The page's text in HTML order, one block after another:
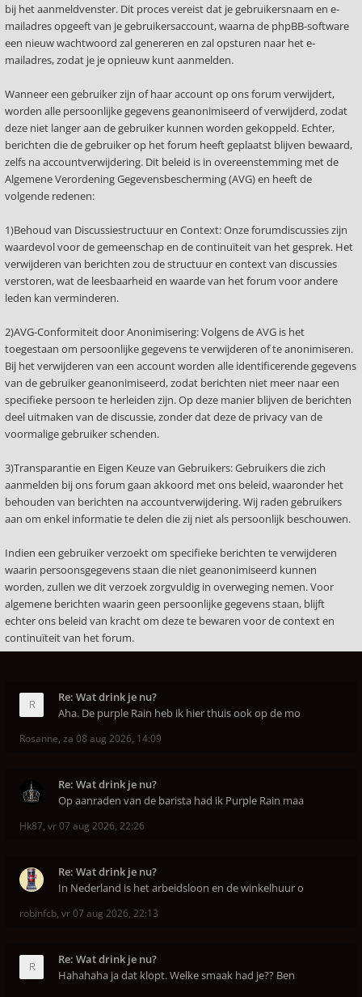
bij het aanmeldvenster. Dit proces vereist dat je gebruikersnaam en e-
mailadres opgeeft van je gebruikersaccount, waarna de phpBB-software
een nieuw wachtwoord zal genereren en zal opsturen naar het e-
mailadres, zodat je je opnieuw kunt aanmelden.
Wanneer een gebruiker zijn of haar account op ons forum verwijdert,
worden alle persoonlijke gegevens geanonimiseerd of verwijderd, zodat
deze niet langer aan de gebruiker kunnen worden gekoppeld. Echter,
berichten die de gebruiker op het forum heeft geplaatst blijven bewaard,
zelfs na accountverwijdering. Dit beleid is in overeenstemming met de
Algemene Verordening Gegevensbescherming (AVG) en heeft de
volgende redenen:
1)Behoud van Discussiestructuur en Context: Onze forumdiscussies zijn
waardevol voor de gemeenschap en de continuïteit van het gesprek. Het
verwijderen van berichten zou de structuur en context van discussies
verstoren, wat de leesbaarheid en waarde van het forum voor andere
leden kan verminderen.
2)AVG-Conformiteit door Anonimisering: Volgens de AVG is het
toegestaan om persoonlijke gegevens te verwijderen of te anonimiseren.
Bij het verwijderen van een account worden alle identificerende gegevens
van de gebruiker geanonimiseerd, zodat berichten niet meer naar een
specifieke persoon te herleiden zijn. Op deze manier blijven de berichten
deel uitmaken van de discussie, zonder dat deze de privacy van de
voormalige gebruiker schenden.
3)Transparantie en Eigen Keuze van Gebruikers: Gebruikers die zich
aanmelden bij ons forum gaan akkoord met ons beleid, waaronder het
behouden van berichten na accountverwijdering. Wij raden gebruikers
aan om enkel informatie te delen die zij niet als persoonlijk beschouwen.
Indien een gebruiker verzoekt om specifieke berichten te verwijderen
waarin persoonsgegevens staan die niet geanonimiseerd kunnen
worden, zullen we dit verzoek zorgvuldig in overweging nemen. Voor
algemene berichten waarin geen persoonlijke gegevens staan, blijft
echter ons beleid van kracht om deze te bewaren voor de context en
continuïteit van het forum.
Re: Wat drink je nu?
Aha. De purple Rain heb ik hier thuis ook op de mo
Rosanne, za 08 aug 2026, 14:09
Re: Wat drink je nu?
Op aanraden van de barista had ik Purple Rain maa
Hk87, vr 07 aug 2026, 22:26
Re: Wat drink je nu?
In Nederland is het arbeidsloon en de winkelhuur o
robinfcb, vr 07 aug 2026, 22:13
Re: Wat drink je nu?
Hahahaha ja dat klopt. Welke smaak had je?? Ben